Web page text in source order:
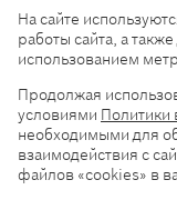
Нормативная
ADP в
© 2026, ООО
На сайте
работы сайта, а
использованием
Продолжая
условиями Политики
необходимыми для
взаимодействия с
файлов «cookies» в